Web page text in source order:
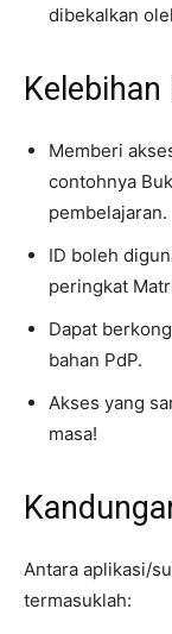
dibekalkan
Memberi
contohnya
pembelajaran.
ID boleh
peringkat
Dapat
bahan PdP.
Akses yang
masa!
Antara aplikasi/
termasuklah: